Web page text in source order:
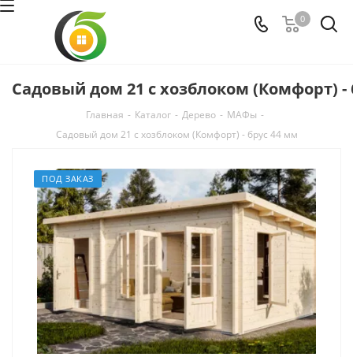
0
Садовый дом 21 с хозблоком (Комфорт) -
Главная - Каталог - Дерево - МАФы -
Садовый дом 21 с хозблоком (Комфорт) - брус 44 мм
ПОД ЗАКАЗ